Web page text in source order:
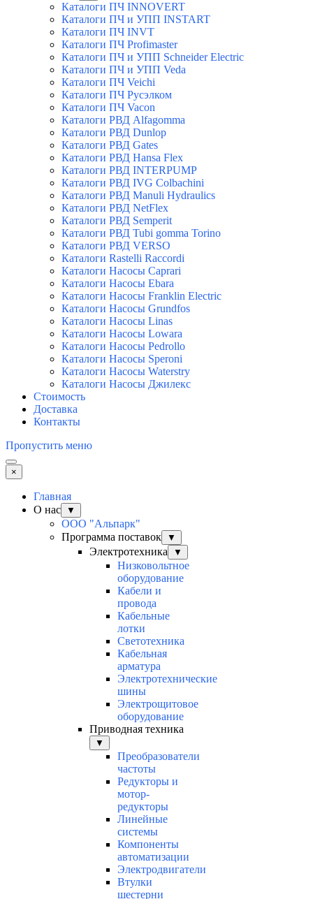
Каталоги ПЧ INNOVERT
Каталоги ПЧ и УПП INSTART
Каталоги ПЧ INVT
Каталоги ПЧ Profimaster
Каталоги ПЧ и УПП Schneider Electric
Каталоги ПЧ и УПП Veda
Каталоги ПЧ Veichi
Каталоги ПЧ Русэлком
Каталоги ПЧ Vacon
Каталоги РВД Alfagomma
Каталоги РВД Dunlop
Каталоги РВД Gates
Каталоги РВД Hansa Flex
Каталоги РВД INTERPUMP
Каталоги РВД IVG Colbachini
Каталоги РВД Manuli Hydraulics
Каталоги РВД NetFlex
Каталоги РВД Semperit
Каталоги РВД Tubi gomma Torino
Каталоги РВД VERSO
Каталоги Rastelli Raccordi
Каталоги Насосы Caprari
Каталоги Насосы Ebara
Каталоги Насосы Franklin Electric
Каталоги Насосы Grundfos
Каталоги Насосы Linas
Каталоги Насосы Lowara
Каталоги Насосы Pedrollo
Каталоги Насосы Speroni
Каталоги Насосы Waterstry
Каталоги Насосы Джилекс
Стоимость
Доставка
Контакты
Пропустить меню
×
Главная
О нас
▼
ООО "Альпарк"
Программа поставок
▼
Электротехника ▼
Низковольтное
оборудование
Кабели и
провода
Кабельные
лотки
Светотехника
Кабельная
арматура
Электротехнические
шины
Электрощитовое
оборудование
Приводная техника
▼
Преобразователи
частоты
Редукторы и
мотор-
редукторы
Линейные
системы
Компоненты
автоматизации
Электродвигатели
Втулки
шестерни